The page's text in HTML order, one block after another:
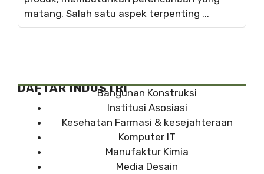
matang. Salah satu aspek terpenting ...
DAFTAR INDUSTRIBangunan Konstruksi
Institusi Asosiasi
Kesehatan Farmasi & kesejahteraan
Komputer IT
Manufaktur Kimia
Media Desain